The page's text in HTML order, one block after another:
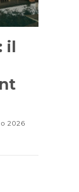
il
2026